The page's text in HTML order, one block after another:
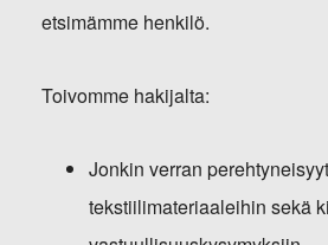
etsimämme henkilö.
Toivomme hakijalta:
Jonkin verran
tekstiilimateriaaleihin sekä